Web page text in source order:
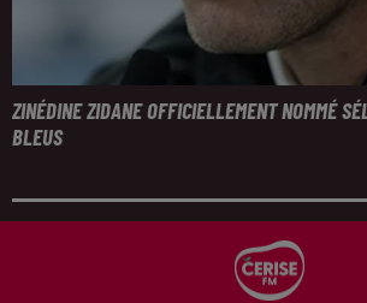
ZINÉDINE ZIDANE OFFICIELLEMENT NOMMÉ
BLEUS